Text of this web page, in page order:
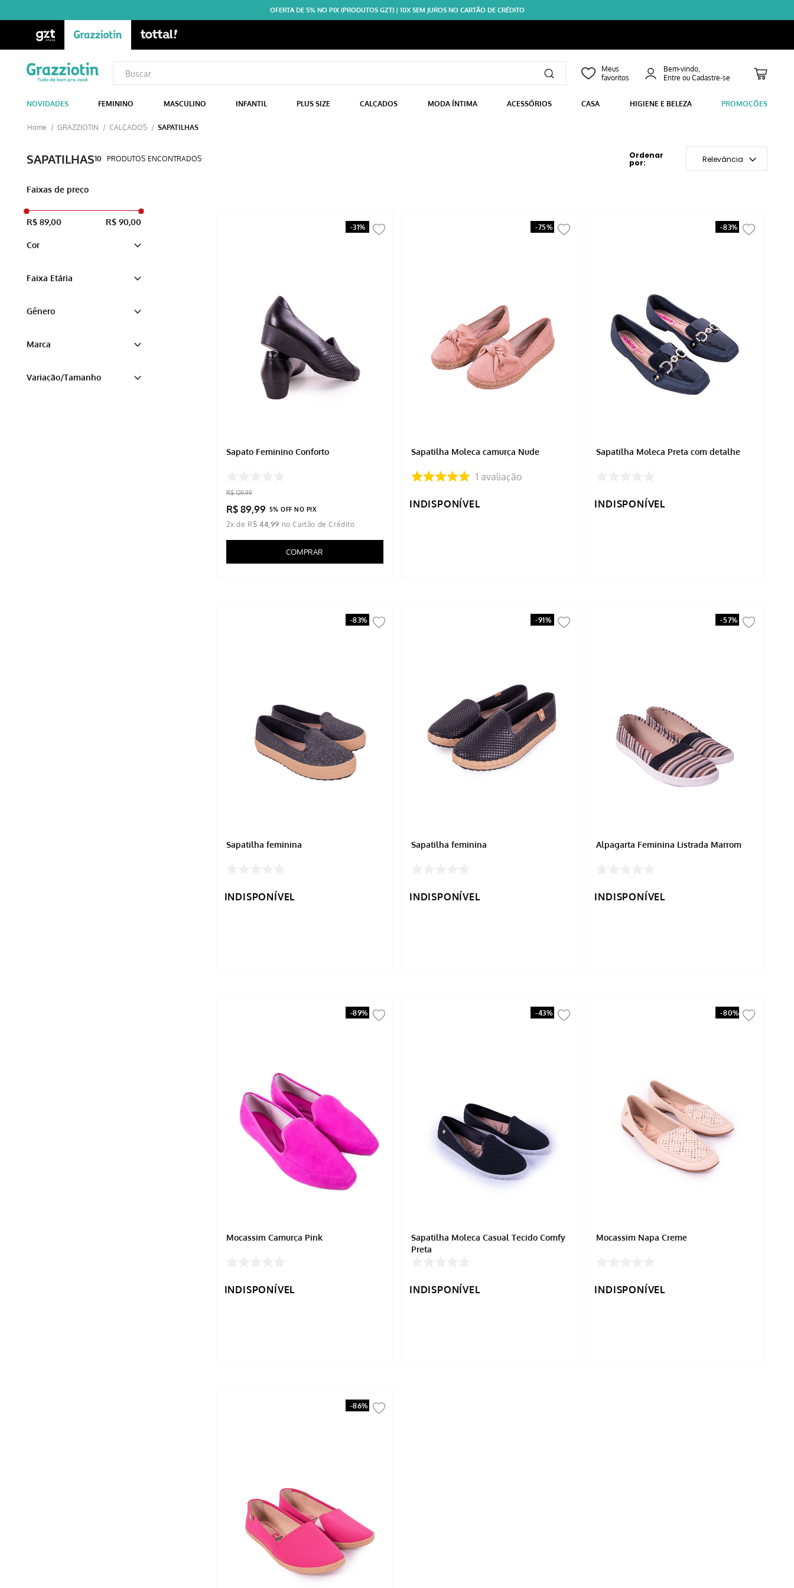
OFERTA DE 5% NO PIX (PRODUTOS GZT) | 10X SEM JUROS NO CARTÃO DE CRÉDITO
Bem-vindo,
NOVIDADES FEMININO MASCULINO INFANTIL PLUS SIZE CALÇADOS MODA ÍNTIMA ACESSÓRIOS CASA HIGIENE E BELEZA PROMOÇÕES
GRAZZIOTIN CALÇADOS SAPATILHAS
SAPATILHAS10 PRODUTOS Relevância
Cor
Rosa Pink
Marrom
Faixa Etária
Gênero
Marca
MOLECA
Variação/Tamanho
Faixas de preço
R$ 89,00 R$ 90,00
-31%
Sapato Feminino Conforto
R$ 129,99
R$ 89,99 5% OFF NO PIX
2x de R$ 44,99
COMPRAR
-75%
Sapatilha Moleca camurça Nude
1 avaliação
INDISPONÍVEL
-83%
Sapatilha Moleca Preta com detalhe
INDISPONÍVEL
-83%
Sapatilha feminina
INDISPONÍVEL
-91%
Sapatilha feminina
INDISPONÍVEL
-57%
Alpagarta Feminina Listrada Marrom
INDISPONÍVEL
-89%
Mocassim Camurça Pink
INDISPONÍVEL
-43%
Sapatilha Moleca Casual Tecido Comfy
Preta
INDISPONÍVEL
-80%
Mocassim Napa Creme
INDISPONÍVEL
-86%